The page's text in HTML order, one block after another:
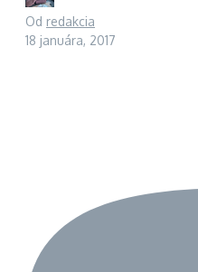
Od redakcia
18 januára, 2017